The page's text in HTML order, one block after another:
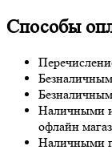
Способы
Наличными
офлайн
Наличными